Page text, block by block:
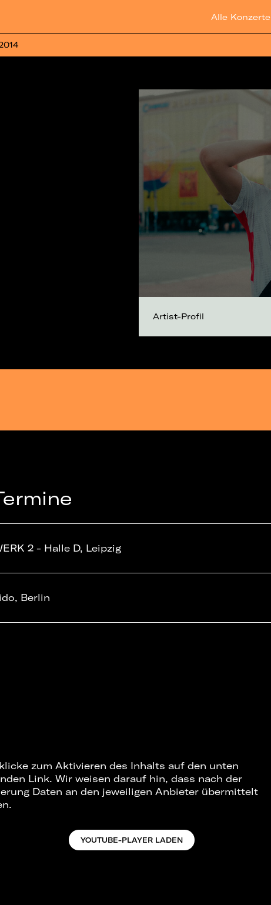
Alle Konzerte
Artist-Profil
2 - Halle D, Leipzig
Berlin
zum Aktivieren des Inhalts auf den unten
Link. Wir weisen darauf hin, dass nach der
Daten an den jeweiligen Anbieter übermittelt
YOUTUBE-PLAYER LADEN